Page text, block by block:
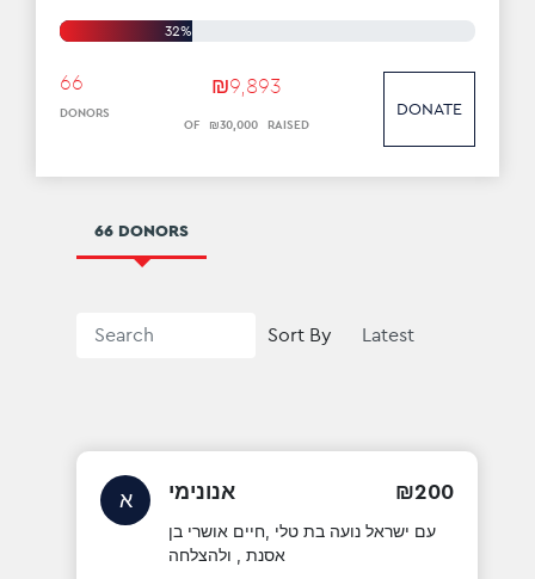
32%
66
DONORS
₪9,893
OF ₪30,000 RAISED
DONATE
66 DONORS
Sort By
א אנונימי ₪200
עם ישראל נועה בת טלי ,חיים אושרי בן
אסנת , ולהצלחה